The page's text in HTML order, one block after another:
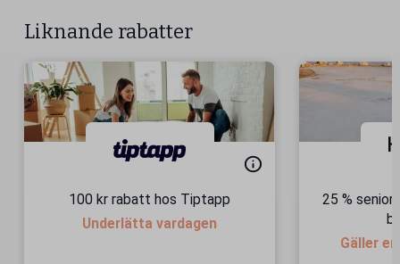
Liknande rabatter
100 kr rabatt hos Tiptapp
Underlätta vardagen
25 %
Gäller